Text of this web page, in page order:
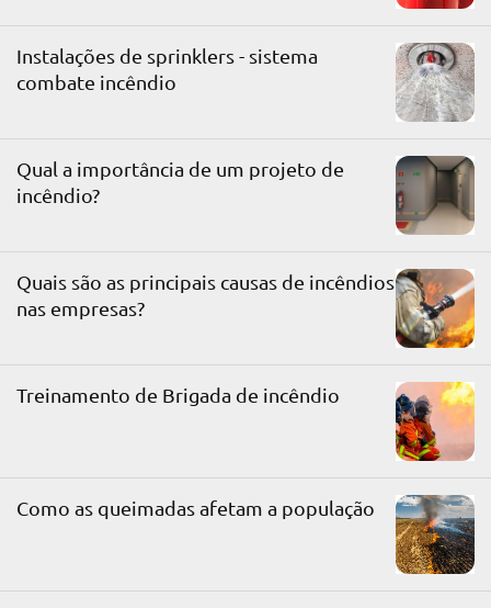
Instalações de sprinklers - sistema
combate incêndio
Qual a importância de um projeto de
incêndio?
Quais são as principais causas de incêndios
nas empresas?
Treinamento de Brigada de incêndio
Como as queimadas afetam a população